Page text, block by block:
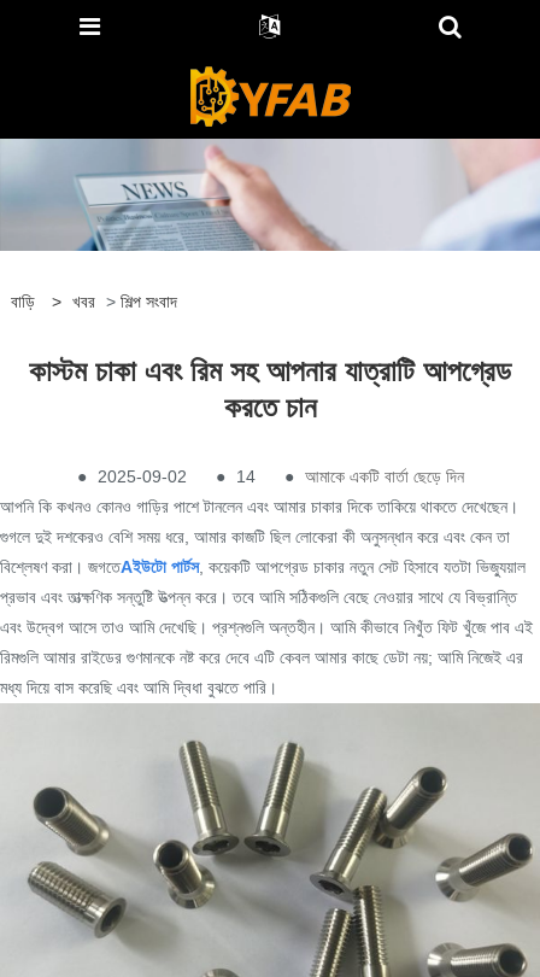
বাড়ি > খবর > শিল্প সংবাদ
কাস্টম চাকা এবং রিম সহ আপনার যাত্রাটি আপগ্রেড
করতে চান
● 2025-09-02 ● 14 ● আমাকে একটি বার্তা ছেড়ে দিন
আপনি কি কখনও কোনও গাড়ির পাশে টানলেন এবং আমার চাকার দিকে তাকিয়ে থাকতে দেখেছেন।
গুগলে দুই দশকেরও বেশি সময় ধরে, আমার কাজটি ছিল লোকেরা কী অনুসন্ধান করে এবং কেন তা
বিশ্লেষণ করা। জগতেAইউটো পার্টস, কয়েকটি আপগ্রেড চাকার নতুন সেট হিসাবে যতটা ভিজ্যুয়াল
প্রভাব এবং তাত্ক্ষণিক সন্তুষ্টি উত্পন্ন করে। তবে আমি সঠিকগুলি বেছে নেওয়ার সাথে যে বিভ্রান্তি
এবং উদ্বেগ আসে তাও আমি দেখেছি। প্রশ্নগুলি অন্তহীন। আমি কীভাবে নিখুঁত ফিট খুঁজে পাব এই
রিমগুলি আমার রাইডের গুণমানকে নষ্ট করে দেবে এটি কেবল আমার কাছে ডেটা নয়; আমি নিজেই এর
মধ্য দিয়ে বাস করেছি এবং আমি দ্বিধা বুঝতে পারি।